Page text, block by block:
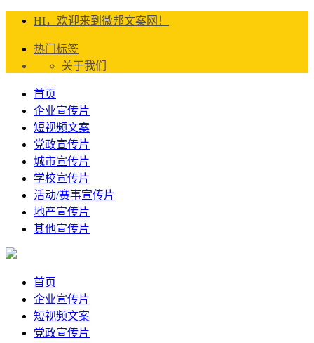
HI，欢迎来到微邦文案网！
热门标签
关于我们
首页
企业宣传片
短视频文案
党政宣传片
城市宣传片
学校宣传片
活动/赛事宣传片
地产宣传片
其他宣传片
首页
企业宣传片
短视频文案
党政宣传片